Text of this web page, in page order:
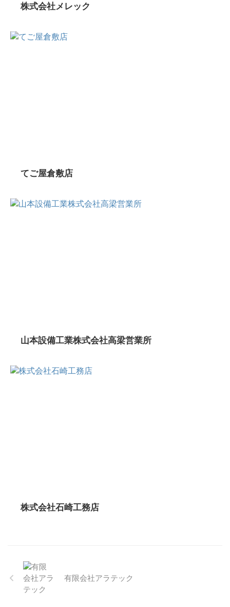
株式会社メレック
てご屋倉敷店
山本設備工業株式会社高梁営業所
株式会社石崎工務店
有限会社アラテック